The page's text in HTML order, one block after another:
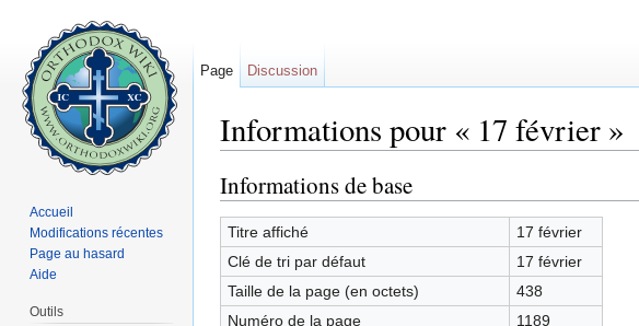
Informations pour « 17 février »
Informations de base
Titre affiché
17 février
Clé de tri par défaut
17 février
Taille de la page (en octets)
438
Numéro de la page
1189
Page Discussion
Accueil
Modifications récentes
Page au hasard
Aide
Outils